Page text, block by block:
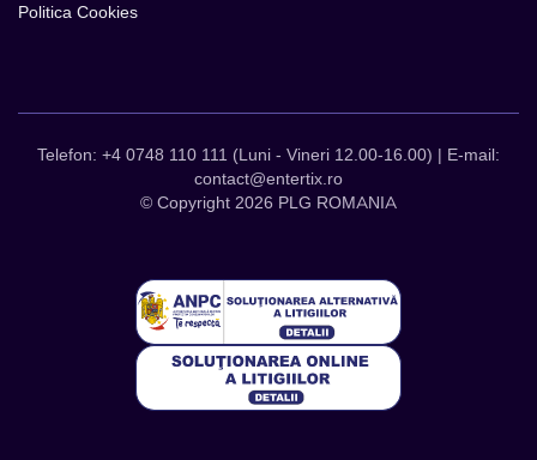
Politica Cookies
Telefon: +4 0748 110 111 (Luni - Vineri 12.00-16.00) | E-mail:
contact@entertix.ro
© Copyright 2026 PLG ROMANIA